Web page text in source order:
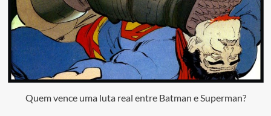
Quem vence uma luta real entre Batman e Superman?